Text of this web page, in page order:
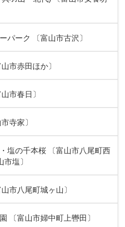
パーク 〔富山市古沢〕
市赤田ほか〕
市春日〕
寺家〕
塩の千本桜 〔富山市八尾町西
塩〕
市八尾町城ヶ山〕
〔富山市婦中町上轡田〕